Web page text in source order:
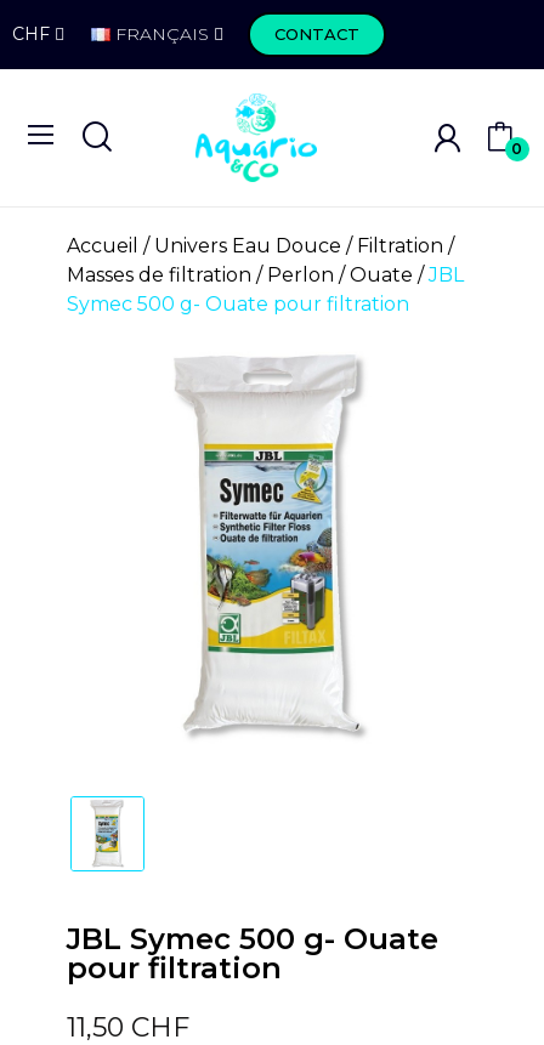
CHF FRANÇAIS CONTACT
0
Accueil Univers Eau Douce
Filtration
Masses de filtration
Perlon / Ouate
JBL
Symec 500 g- Ouate pour filtration
JBL Symec 500 g- Ouate
pour filtration
11,50 CHF